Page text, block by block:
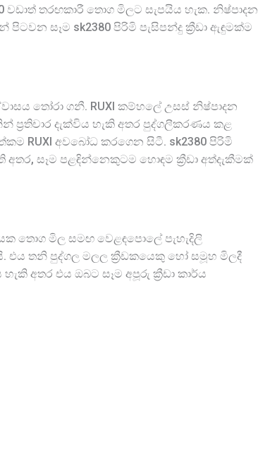
වඩාත් තරඟකාරී තොග මිලට සැපයිය හැක. නිෂ්පාදන
පිටවන සෑම sk2380 පිරිමි පැසිපන්දු ක්‍රීඩා ඇඳුමක්ම
තෝරා ගනී. RUXI කම්හලේ උසස් නිෂ්පාදන
දැක්විය හැකි අතර පුද්ගලීකරණය කළ
RUXI අවබෝධ කරගෙන සිටී. sk2380 පිරිමි
අතර, සෑම පළඳින්නෙකුටම හොඳම ක්‍රීඩා අත්දැකීමක්
තොග මිල සමඟ වෙළඳපොලේ පැහැදිලි
එය තනි පුද්ගල මලල ක්‍රීඩකයෙකු හෝ සමූහ මිලදී
හැකි අතර එය ඔබට සෑම අපූරු ක්‍රීඩා කාර්ය